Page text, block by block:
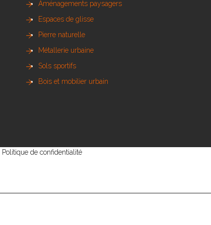
Aménagements paysagers
Espaces de glisse
Pierre naturelle
Métallerie urbaine
Sols sportifs
Bois et mobilier urbain
Politique de confidentialité